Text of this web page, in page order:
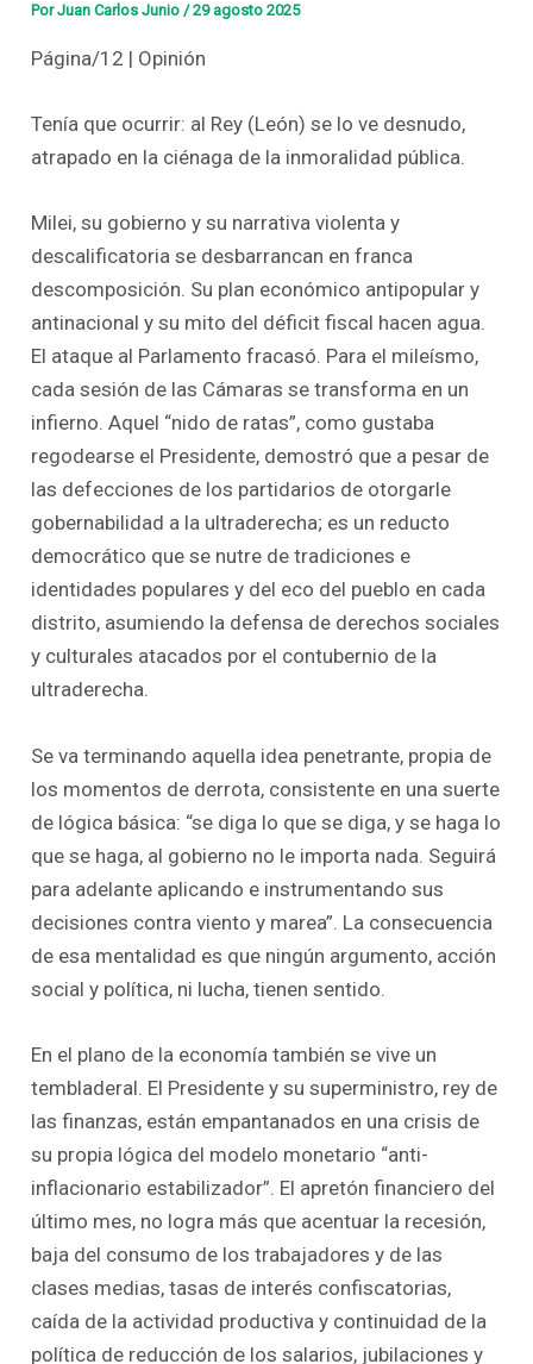
PorJuan Carlos Junio/29 agosto 2025
Página/12 | Opinión
Tenía que ocurrir: al Rey (León) se lo ve desnudo,
atrapado en la ciénaga de la inmoralidad pública.
Milei, su gobierno y su narrativa violenta y
descalificatoria se desbarrancan en franca
descomposición. Su plan económico antipopular y
antinacional y su mito del déficit fiscal hacen agua.
El ataque al Parlamento fracasó. Para el mileísmo,
cada sesión de las Cámaras se transforma en un
infierno. Aquel “nido de ratas”, como gustaba
regodearse el Presidente, demostró que a pesar de
las defecciones de los partidarios de otorgarle
gobernabilidad a la ultraderecha; es un reducto
democrático que se nutre de tradiciones e
identidades populares y del eco del pueblo en cada
distrito, asumiendo la defensa de derechos sociales
y culturales atacados por el contubernio de la
ultraderecha.
Se va terminando aquella idea penetrante, propia de
los momentos de derrota, consistente en una suerte
de lógica básica: “se diga lo que se diga, y se haga lo
que se haga, al gobierno no le importa nada. Seguirá
para adelante aplicando e instrumentando sus
decisiones contra viento y marea”. La consecuencia
de esa mentalidad es que ningún argumento, acción
social y política, ni lucha, tienen sentido.
En el plano de la economía también se vive un
tembladeral. El Presidente y su superministro, rey de
las finanzas, están empantanados en una crisis de
su propia lógica del modelo monetario “anti-
inflacionario estabilizador”. El apretón financiero del
último mes, no logra más que acentuar la recesión,
baja del consumo de los trabajadores y de las
clases medias, tasas de interés confiscatorias,
caída de la actividad productiva y continuidad de la
política de reducción de los salarios, jubilaciones y